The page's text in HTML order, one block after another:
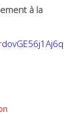
à la